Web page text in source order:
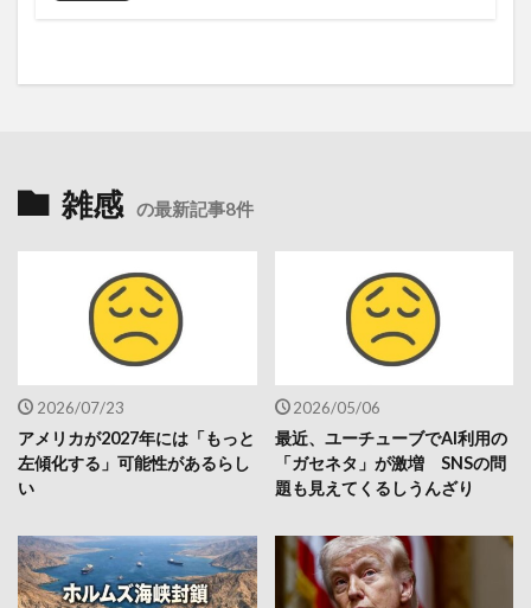
雑感 の最新記事8件
2026/07/23
アメリカが2027年には「もっと
左傾化する」可能性があるらし
い
2026/05/06
最近、ユーチューブでAI利用の
「ガセネタ」が激増 SNSの問
題も見えてくるしうんざり